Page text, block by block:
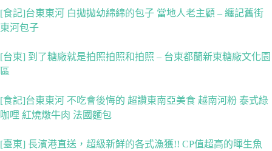
[食記]台東東河 白拋拋幼綿綿的包子 當地人老主顧 – 纏記舊街
東河包子
[台東] 到了糖廠就是拍照拍照和拍照 – 台東都蘭新東糖廠文化園
區
[食記]台東東河 不吃會後悔的 超讚東南亞美食 越南河粉 泰式綠
咖哩 紅燒燉牛肉 法國麵包
[臺東] 長濱港直送，超級新鮮的各式漁獲!! CP值超高的暉生魚